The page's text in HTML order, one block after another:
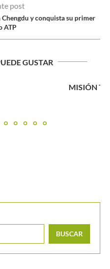
post
Chengdu y conquista su primer
ATP
GUSTAR